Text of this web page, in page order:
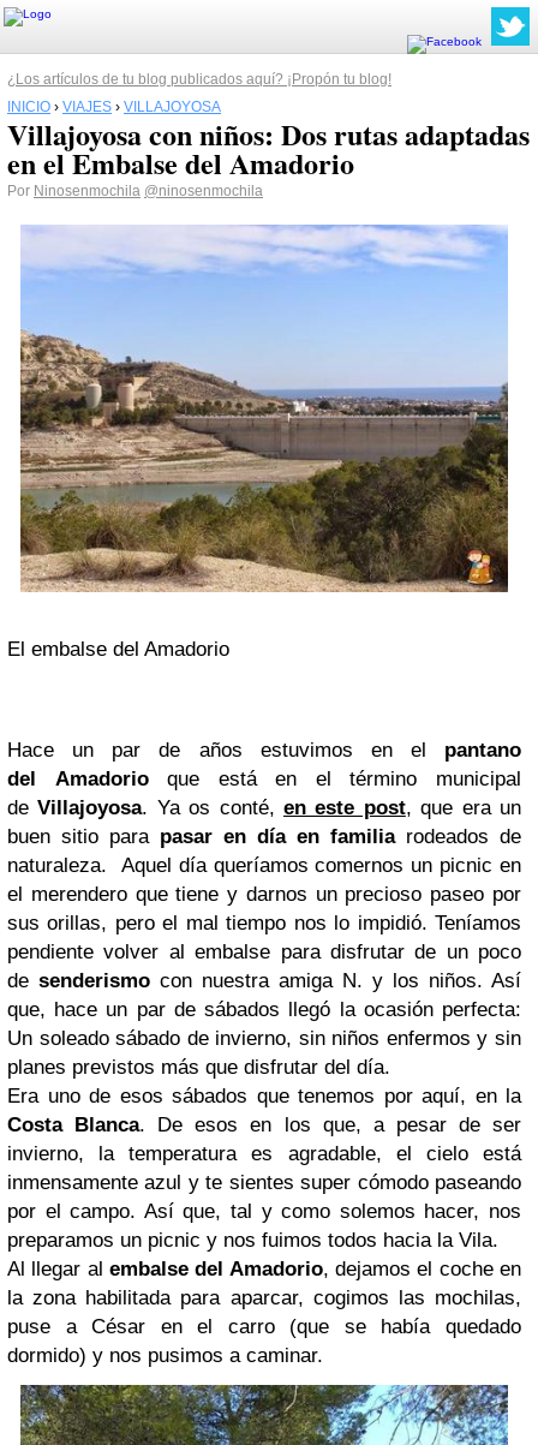
¿Los artículos de tu blog publicados aquí? ¡Propón tu blog!
INICIO › VIAJES › VILLAJOYOSA
Villajoyosa con niños: Dos rutas adaptadas
en el Embalse del Amadorio
Por Ninosenmochila @ninosenmochila
El embalse del Amadorio
Hace un par de años estuvimos en el pantano
del Amadorioque está en el término municipal
de Villajoyosa. Ya os conté,en este post, que era un
buen sitio para pasar en día en familiarodeados de
naturaleza. Aquel día queríamos comernos un picnic en
el merendero que tiene y darnos un precioso paseo por
sus orillas, pero el mal tiempo nos lo impidió. Teníamos
pendiente volver al embalse para disfrutar de un poco
de senderismo con nuestra amiga N. y los niños. Así
que, hace un par de sábados llegó la ocasión perfecta:
Un soleado sábado de invierno, sin niños enfermos y sin
planes previstos más que disfrutar del día.
Era uno de esos sábados que tenemos por aquí, en la
Costa Blanca. De esos en los que, a pesar de ser
invierno, la temperatura es agradable, el cielo está
inmensamente azul y te sientes super cómodo paseando
por el campo. Así que, tal y como solemos hacer, nos
preparamos un picnic y nos fuimos todos hacia la Vila.
Al llegar al embalse del Amadorio, dejamos el coche en
la zona habilitada para aparcar, cogimos las mochilas,
puse a César en el carro (que se había quedado
dormido) y nos pusimos a caminar.